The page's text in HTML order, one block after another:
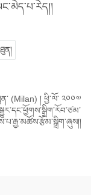
(Milan) ། ཕྱི་ལོ་ ༢༠༠༧